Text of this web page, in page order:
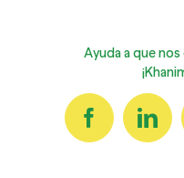
Ayuda a que
Facebook